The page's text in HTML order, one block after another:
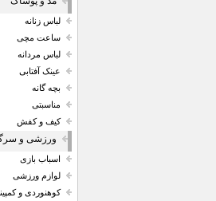
لباس زنانه
ساعت مچی
لباس مردانه
عینک آفتابی
بچه گانه
مناسبتی
کیف و کفش
ورزشی و
اسباب بازی
لوازم ورزشی
کوهنوردی و